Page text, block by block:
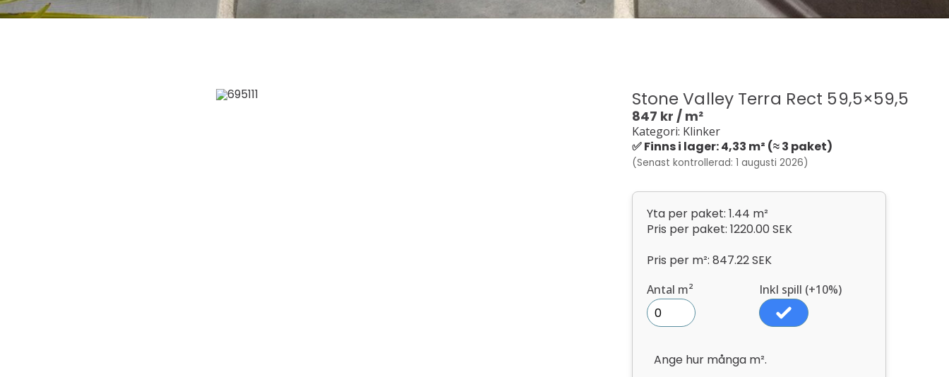
Stone Valley Terra Rect 59,5×59,5
847 kr / m²
Kategori: Klinker
✅ Finns i lager: 4,33 m² (≈ 3 paket)
(Senast kontrollerad: 1 augusti 2026)
Yta per paket: 1.44 m²
Pris per paket: 1220.00 SEK
Pris per m²: 847.22 SEK
Antal m² Inkl spill (+10%)
Ange hur många m².